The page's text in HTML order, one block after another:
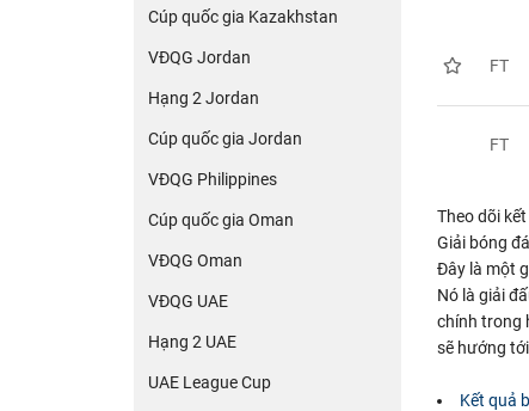
Cúp quốc gia Kazakhstan
VĐQG Jordan
Hạng 2 Jordan
Cúp quốc gia Jordan
VĐQG Philippines
Cúp quốc gia Oman
VĐQG Oman
VĐQG UAE
Hạng 2 UAE
UAE League Cup
FT
FT
Theo dõi
Giải bóng
Đây là một
Nó là giải
chính trong
sẽ hướng
Kết quả